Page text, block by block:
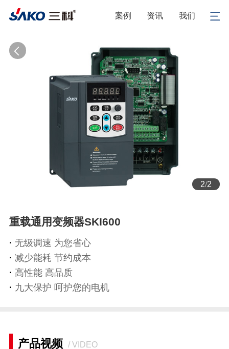
案例 资讯 我们
1/2
重载通用变频器SKI600
· 无级调速 为您省心
· 减少能耗 节约成本
· 高性能 高品质
· 九大保护 呵护您的电机
产品视频 / VIDEO